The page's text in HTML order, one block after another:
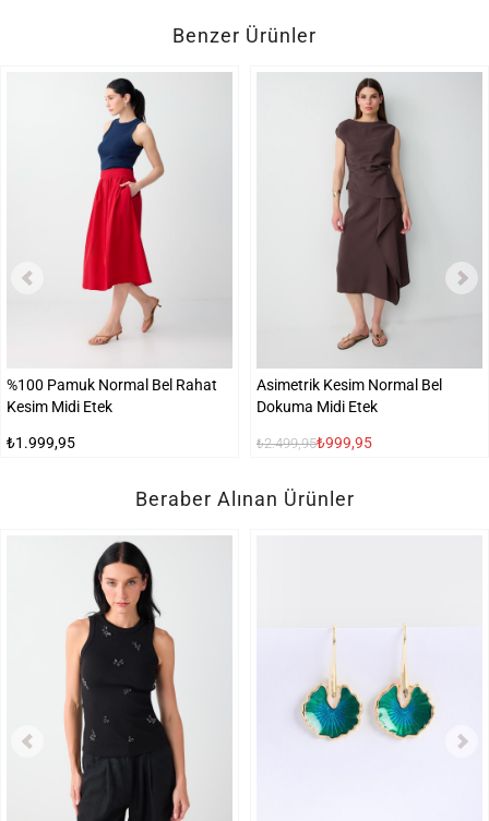
Benzer Ürünler
%100 Pamuk Normal Bel Rahat
Kesim Midi Etek
₺1.999,95
Asimetrik Kesim Normal Bel
Dokuma Midi Etek
₺2.499,95₺999,95
Beraber Alınan Ürünler